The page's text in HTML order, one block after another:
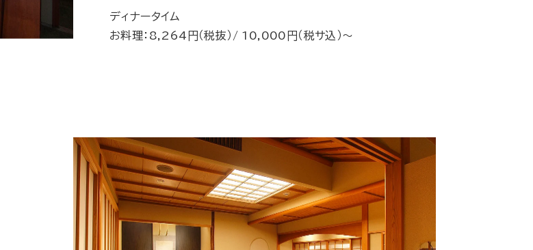
ディナータイム
お料理：8,264円（税抜）/ 10,000円（税サ込）～